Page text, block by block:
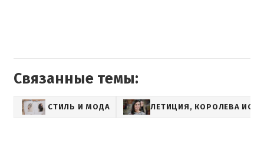
Связанные темы:
СТИЛЬ И МОДА ЛЕТИЦИЯ, КОРОЛЕВА